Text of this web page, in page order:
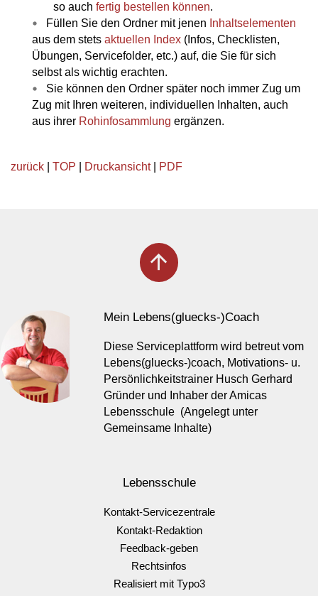
so auch fertig bestellen können.
Füllen Sie den Ordner mit jenen Inhaltselementen
aus dem stets aktuellen Index (Infos, Checklisten,
Übungen, Servicefolder, etc.) auf, die Sie für sich
selbst als wichtig erachten.
Sie können den Ordner später noch immer Zug um
Zug mit Ihren weiteren, individuellen Inhalten, auch
aus ihrer Rohinfosammlung ergänzen.
zurück TOP Druckansicht| PDF
arrow_upward
Mein Lebens(gluecks-)Coach
Diese Serviceplattform wird betreut vom
Lebens(gluecks-)coach, Motivations- u.
Persönlichkeitstrainer Husch Gerhard
Gründer und Inhaber der Amicas
Lebensschule (Angelegt unter
Gemeinsame Inhalte)
Lebensschule
Kontakt-Servicezentrale
Kontakt-Redaktion
Feedback-geben
Rechtsinfos
Realisiert mit Typo3